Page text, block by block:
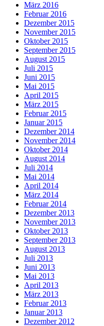
März 2016
Februar 2016
Dezember 2015
November 2015
Oktober 2015
September 2015
August 2015
Juli 2015
Juni 2015
Mai 2015
April 2015
März 2015
Februar 2015
Januar 2015
Dezember 2014
November 2014
Oktober 2014
August 2014
Juli 2014
Mai 2014
April 2014
März 2014
Februar 2014
Dezember 2013
November 2013
Oktober 2013
September 2013
August 2013
Juli 2013
Juni 2013
Mai 2013
April 2013
März 2013
Februar 2013
Januar 2013
Dezember 2012